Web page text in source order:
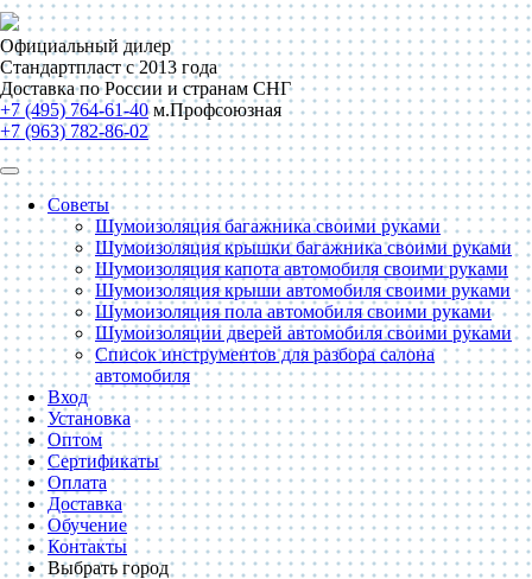
Официальный дилер
Стандартпласт с 2013 года
Доставка по России и странам СНГ
+7 (495) 764-61-40 м.Профсоюзная
+7 (963) 782-86-02
Советы
Шумоизоляция багажника своими руками
Шумоизоляция крышки багажника своими руками
Шумоизоляция капота автомобиля своими руками
Шумоизоляция крыши автомобиля своими руками
Шумоизоляция пола автомобиля своими руками
Шумоизоляции дверей автомобиля своими руками
Список инструментов для разбора салона
автомобиля
Вход
Установка
Оптом
Сертификаты
Оплата
Доставка
Обучение
Контакты
Выбрать город